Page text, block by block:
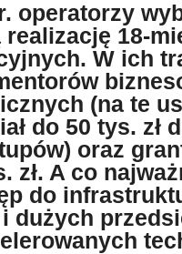
operatorzy
18-
W ich
(na te
do 50 tys. zł
oraz
zł. A co
do
dużych